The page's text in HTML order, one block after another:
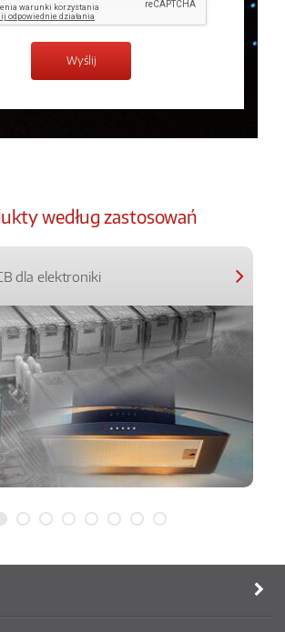
według zastosowań
dla elektroniki